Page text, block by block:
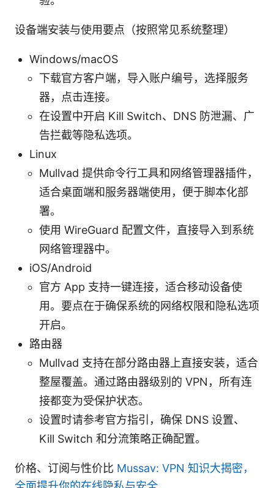
设备端安装与使用要点（按照常见系统整理）
Windows/macOS
下载官方客户端，导入账户编号，选择服务
器，点击连接。
在设置中开启 Kill Switch、DNS 防泄漏、广
告拦截等隐私选项。
Linux
Mullvad 提供命令行工具和网络管理器插件，
适合桌面端和服务器端使用，便于脚本化部
署。
使用 WireGuard 配置文件，直接导入到系统
网络管理器中。
iOS/Android
官方 App 支持一键连接，适合移动设备使
用。要点在于确保系统的网络权限和隐私选项
开启。
路由器
Mullvad 支持在部分路由器上直接安装，适合
整屋覆盖。通过路由器级别的 VPN，所有连
接都变为受保护状态。
设置时请参考官方指引，确保 DNS 设置、
Kill Switch 和分流策略正确配置。
价格、订阅与性价比 Mussav: VPN 知识大揭密，